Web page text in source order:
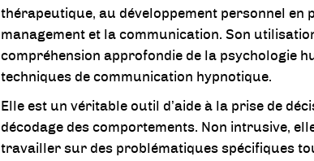
thérapeutique, au développement personnel en
management et la communication. Son
compréhension approfondie de la psychologie
techniques de communication hypnotique.
Elle est un véritable outil d’aide à la prise de
décodage des comportements. Non intrusive,
travailler sur des problématiques spécifiques